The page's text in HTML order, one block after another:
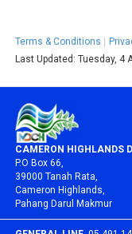
Terms & Conditions
Last Updated:Tuesday, 4
CAMERON HIGHLANDS
P.O Box 66,
39000 Tanah Rata,
Cameron Highlands,
Pahang Darul Makmur